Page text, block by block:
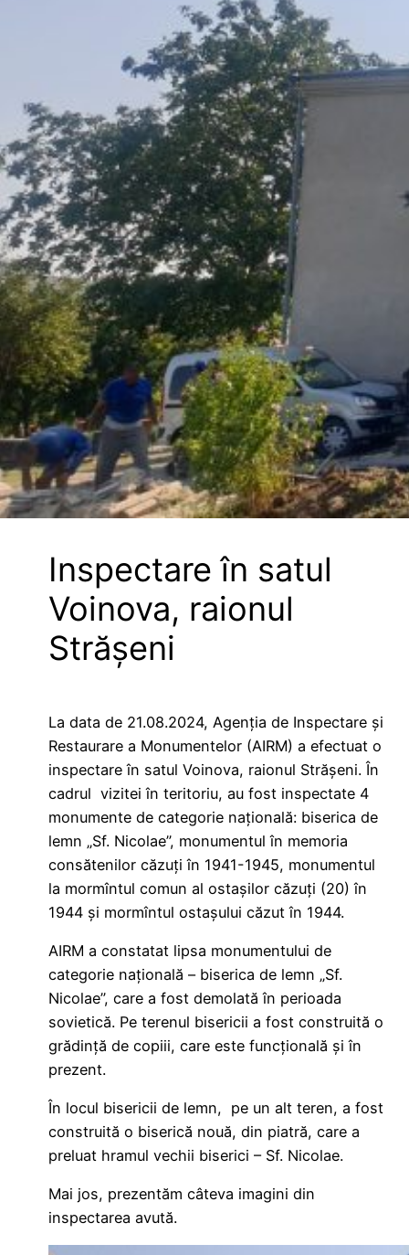
Inspectare în satul
Voinova, raionul
Strășeni
La data de 21.08.2024, Agenția de Inspectare și
Restaurare a Monumentelor (AIRM) a efectuat o
inspectare în satul Voinova, raionul Strășeni. În
cadrul vizitei în teritoriu, au fost inspectate 4
monumente de categorie națională: biserica de
lemn „Sf. Nicolae”, monumentul în memoria
consătenilor căzuţi în 1941-1945, monumentul
la mormîntul comun al ostaşilor căzuţi (20) în
1944 și mormîntul ostaşului căzut în 1944.
AIRM a constatat lipsa monumentului de
categorie națională – biserica de lemn „Sf.
Nicolae”, care a fost demolată în perioada
sovietică. Pe terenul bisericii a fost construită o
grădință de copiii, care este funcțională și în
prezent.
În locul bisericii de lemn, pe un alt teren, a fost
construită o biserică nouă, din piatră, care a
preluat hramul vechii biserici – Sf. Nicolae.
Mai jos, prezentăm câteva imagini din
inspectarea avută.